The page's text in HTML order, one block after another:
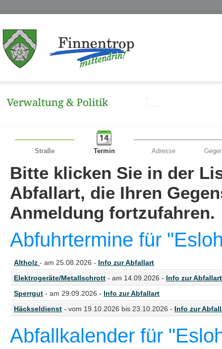
Straße Termin Adresse
Bitte klicken Sie in der
Abfallart, die Ihren
Anmeldung fortzufahren.
Abfuhrtermine für
Altholz - am 25.08.2026 - Info zur Abfallart
Elektrogeräte/Metallschrott - am 14.09.2026 - Info zur Abfallart
Sperrgut - am 29.09.2026 - Info zur Abfallart
Häckseldienst - vom 19.10.2026 bis 23.10.2026 - Info zur
Abfallkalender für